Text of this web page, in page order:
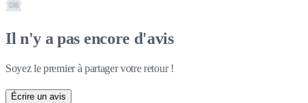
Il n'y a pas encore d'avis
Soyez le premier à partager votre retour !
Écrire un avis